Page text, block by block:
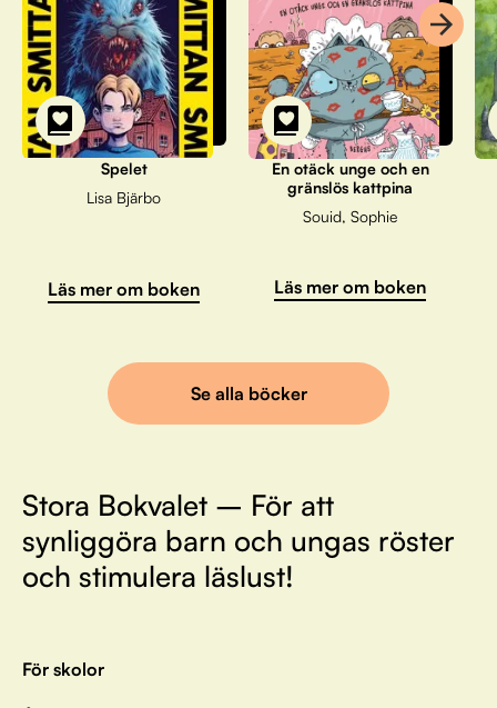
Spelet
Lisa Bjärbo
Läs mer om boken
En otäck unge och en
gränslös kattpina
Souid, Sophie
Läs mer om boken
Se alla böcker
Stora Bokvalet – För att
synliggöra barn och ungas röster
och stimulera läslust!
För skolor